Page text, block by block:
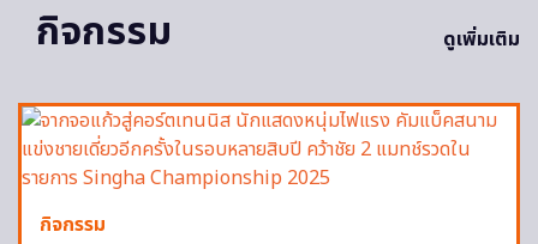
กิจกรรม ดูเพิ่มเติม
กิจกรรม